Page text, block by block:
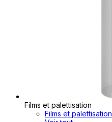
Films et palettisation
Films et palettisation